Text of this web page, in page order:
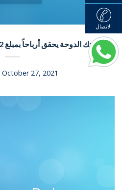
بنك الدوحة يحقق أرباحاً بمبلغ 892 مليون ريال قطري
October 27, 2021
الاتصال